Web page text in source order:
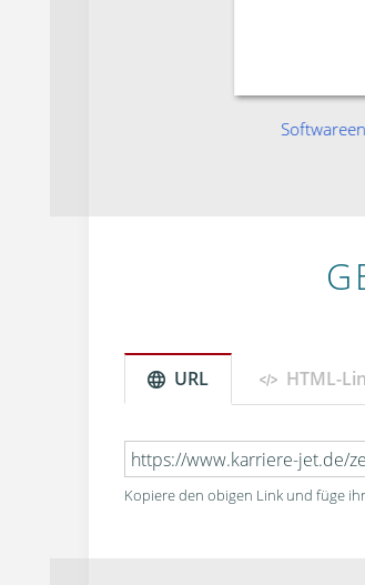
URL HTML-
Kopiere den obigen Link und füge